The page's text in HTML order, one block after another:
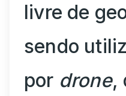
livre de
sendo
por drone,